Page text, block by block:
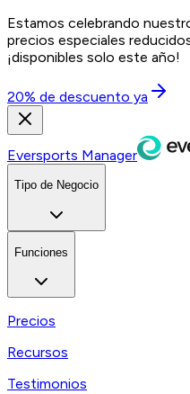
Estamos celebrando
precios especiales
¡disponibles solo este año!
20% de descuento ya
Eversports Manager
Tipo de Negocio
Funciones
Precios
Recursos
Testimonios